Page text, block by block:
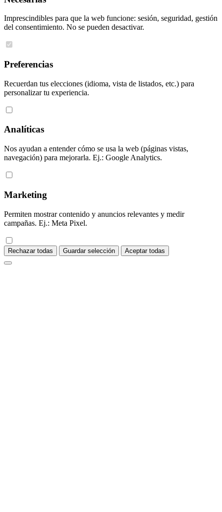
Imprescindibles para que la web funcione: sesión, seguridad, gestión
del consentimiento. No se pueden desactivar.
Preferencias
Recuerdan tus elecciones (idioma, vista de listados, etc.) para
personalizar tu experiencia.
Analíticas
Nos ayudan a entender cómo se usa la web (páginas vistas,
navegación) para mejorarla. Ej.: Google Analytics.
Marketing
Permiten mostrar contenido y anuncios relevantes y medir
campañas. Ej.: Meta Pixel.
Rechazar todas Guardar selección Aceptar todas